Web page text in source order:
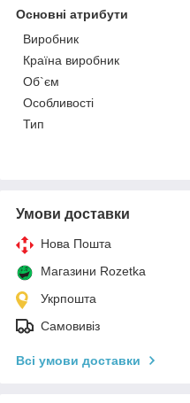
Основні атрибути
Виробник
Країна виробник
Об`єм
Особливості
Тип
Умови доставки
Нова Пошта
Магазини Rozetka
Укрпошта
Самовивіз
Всі умови доставки